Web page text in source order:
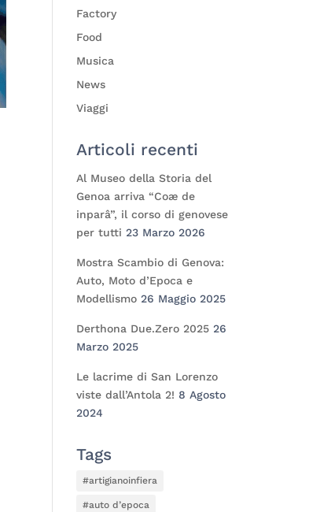
Factory
Food
Musica
News
Viaggi
Articoli recenti
Al Museo della Storia del
Genoa arriva “Coæ de
inparâ”, il corso di genovese
per tutti 23 Marzo 2026
Mostra Scambio di Genova:
Auto, Moto d’Epoca e
Modellismo 26 Maggio 2025
Derthona Due.Zero 2025 26
Marzo 2025
Le lacrime di San Lorenzo
viste dall’Antola 2! 8 Agosto
2024
Tags
#artigianoinfiera
#auto d’epoca